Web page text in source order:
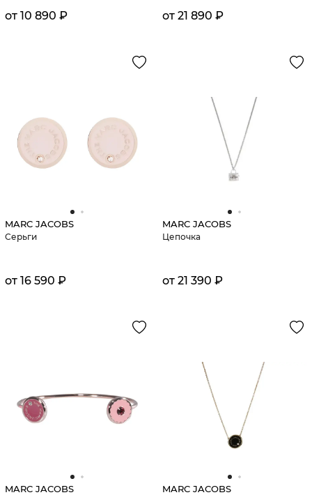
от 10 890 ₽ от 21 890 ₽
MARC JACOBS
Серьги
от 16 590 ₽
MARC JACOBS
Цепочка
от 21 390 ₽
MARC JACOBS MARC JACOBS